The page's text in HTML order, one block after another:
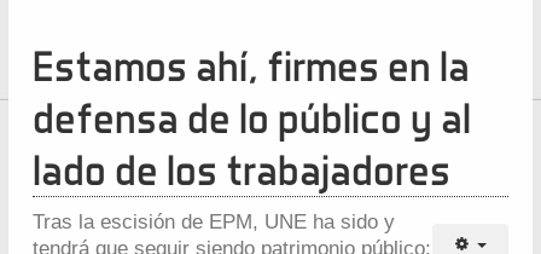
Estamos ahí, firmes en la
defensa de lo público y al
lado de los trabajadores
Tras la escisión de EPM, UNE ha sido y
tendrá que seguir siendo patrimonio público;